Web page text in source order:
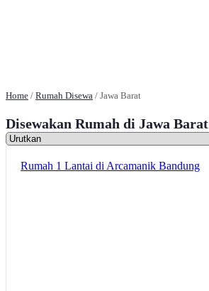
Home / Rumah Disewa / Jawa Barat
Disewakan Rumah di Jawa Barat
Rumah 1 Lantai di Arcamanik Bandung